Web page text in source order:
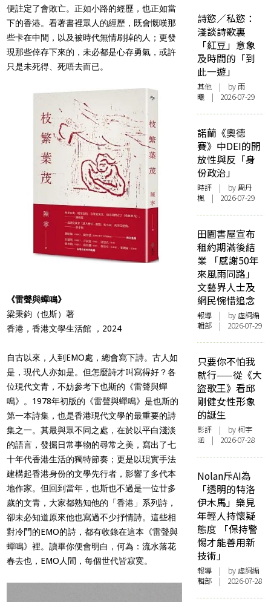
便註定了會敗亡。正如小路的經歷，也正如當
下的香港。看著書裡眾人的經歷，既會慨嘆那
些卡在中間，以及被時代無情刷掉的人；更發
現那些倖存下來的，未必都是心存勇氣，或許
只是未死得、死唔去而已。
《雷聲與蟬鳴》
梁秉鈞（也斯）著
香港，香港文學生活館 ，2024
自古以來，人到EMO處，總會寫下詩。古人如
是，現代人亦如是。但怎麼詩才叫寫得好？各
位現代文青，不妨參考下也斯的《雷聲與蟬
鳴》。1978年初版的《雷聲與蟬鳴》是也斯的
第一本詩集，也是香港現代文學的最重要的詩
集之一。其最與眾不同之處，在於以平白淺淡
的語言，發掘日常事物的尋常之美，寫出了七
十年代香港生活的獨特節奏；更是以現實手法
建構起香港身份的文學先行者，影響了多代本
地作家。但回到當年，也斯也不過是一位廿多
歲的文青，大家都熟知他的「香港」系列詩，
卻未必知道原來他也寫過不少抒情詩。這些相
對冷門的EMO的詩，都有收錄在這本《雷聲與
蟬鳴》裡。讀畢你便會明白，何為：流水落花
春去也，EMO人間，每個世代皆寂寞。
詩慾／私慾：
淺談詩歌裏
「紅豆」意象
及時間的「到
此一遊」
其他 | by 雨
曦 | 2026-07-29
諾蘭《奧德
賽》中DEI的開
放性與反「身
份政治」
時評 | by周丹
楓 | 2026-07-29
田園書屋宣布
租約期滿後結
業 「感謝50年
來風雨同路」
文藝界人士及
網民惋惜追念
報導 | by 虛詞編
輯部 | 2026-07-29
只要你不怕我
就行——從《大
盜歌王》看邱
剛健女性形象
的誕生
影評 | by 柯宇
涵 | 2026-07-28
Nolan斥AI為
「透明的特洛
伊木馬」樂見
年輕人持懷疑
態度 「保持警
惕才能善用新
技術」
報導 | by 虛詞編
輯部 | 2026-07-28